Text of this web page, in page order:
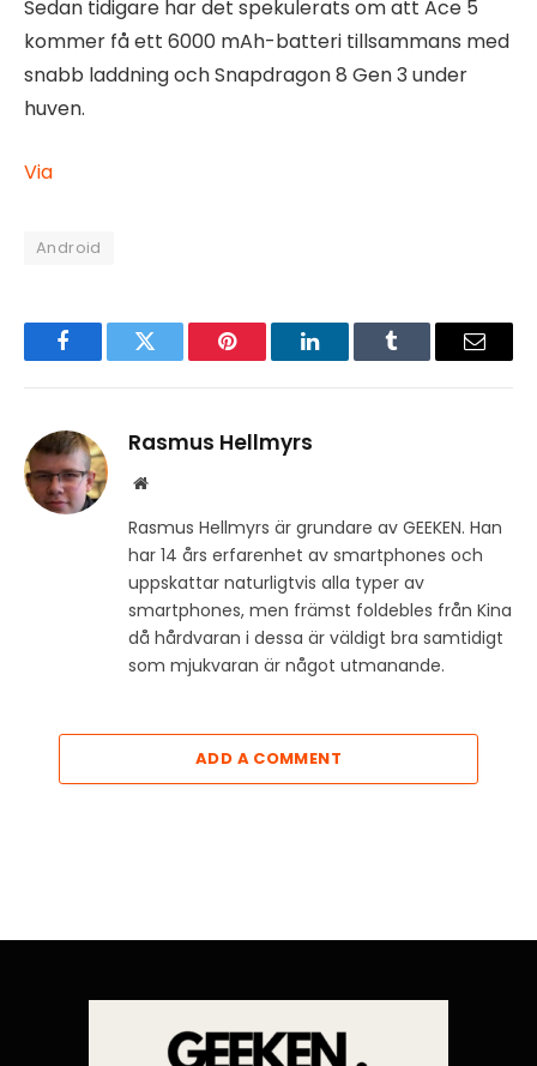
Sedan tidigare har det spekulerats om att Ace 5
kommer få ett 6000 mAh-batteri tillsammans med
snabb laddning och Snapdragon 8 Gen 3 under
huven.
Via
Android
FacebookTwitter Pinterest LinkedInTumblr Email
Rasmus Hellmyrs
Website
Rasmus Hellmyrs är grundare av GEEKEN. Han
har 14 års erfarenhet av smartphones och
uppskattar naturligtvis alla typer av
smartphones, men främst foldebles från Kina
då hårdvaran i dessa är väldigt bra samtidigt
som mjukvaran är något utmanande.
ADD A COMMENT